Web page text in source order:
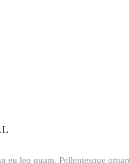
leo quam. Pellentesque